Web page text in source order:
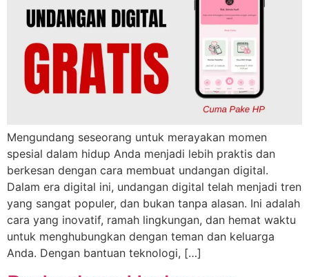
Mengundang seseorang untuk merayakan momen
spesial dalam hidup Anda menjadi lebih praktis dan
berkesan dengan cara membuat undangan digital.
Dalam era digital ini, undangan digital telah menjadi tren
yang sangat populer, dan bukan tanpa alasan. Ini adalah
cara yang inovatif, ramah lingkungan, dan hemat waktu
untuk menghubungkan dengan teman dan keluarga
Anda. Dengan bantuan teknologi, […]